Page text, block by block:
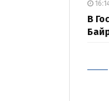
В